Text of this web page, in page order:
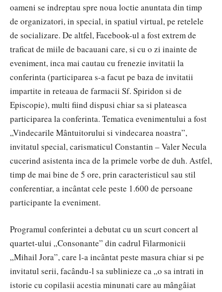
oameni se indreptau spre noua loctie anuntata din timp
de organizatori, in special, in spatiul virtual, pe retelele
de socializare. De altfel, Facebook-ul a fost extrem de
traficat de miile de bacauani care, si cu o zi inainte de
eveniment, inca mai cautau cu frenezie invitatii la
conferinta (participarea s-a facut pe baza de invitatii
impartite in reteaua de farmacii Sf. Spiridon si de
Episcopie), multi fiind dispusi chiar sa si plateasca
participarea la conferinta. Tematica evenimentului a fost
„Vindecarile Mântuitorului si vindecarea noastra”,
invitatul special, carismaticul Constantin – Valer Necula
cucerind asistenta inca de la primele vorbe de duh. Astfel,
timp de mai bine de 5 ore, prin caracteristicul sau stil
conferentiar, a incântat cele peste 1.600 de persoane
participante la eveniment.
Programul conferintei a debutat cu un scurt concert al
quartet-ului „Consonante” din cadrul Filarmonicii
„Mihail Jora”, care l-a incântat peste masura chiar si pe
invitatul serii, facându-l sa sublinieze ca „o sa intrati in
istorie cu copilasii acestia minunati care au mângâiat